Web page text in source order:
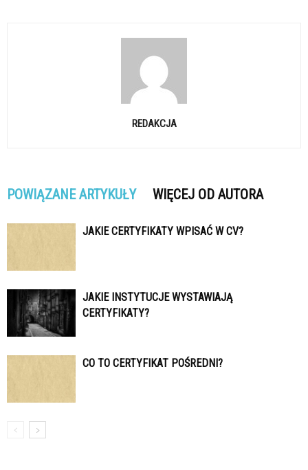
REDAKCJA
POWIĄZANE ARTYKUŁY WIĘCEJ OD AUTORA
JAKIE CERTYFIKATY WPISAĆ W CV?
JAKIE INSTYTUCJE WYSTAWIAJĄ
CERTYFIKATY?
CO TO CERTYFIKAT POŚREDNI?